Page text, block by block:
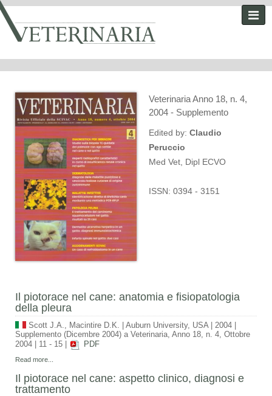
Veterinaria Anno 18, n. 4,
2004 - Supplemento
Edited by: Claudio
Peruccio
Med Vet, Dipl ECVO
ISSN: 0394 - 3151
Il piotorace nel cane: anatomia e fisiopatologia
della pleura
Scott J.A., Macintire D.K. Auburn University, USA 2004
Supplemento (Dicembre 2004) a Veterinaria, Anno 18, n. 4, Ottobre
2004
11 - 15 PDF
Read more...
Il piotorace nel cane: aspetto clinico, diagnosi e
trattamento